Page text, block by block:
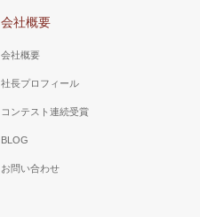
に入浴できるステップ付の浴
会社概要
会社概要
社長プロフィール
コンテスト連続受賞
BLOG
お問い合わせ